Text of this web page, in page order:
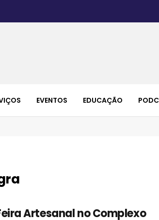
EVENTOS EDUCAÇÃO
Artesanal no Complexo